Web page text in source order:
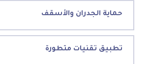
حماية الجدران والأسقف
تطبيق تقنيات متطورة